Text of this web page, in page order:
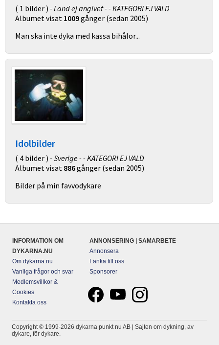
( 1 bilder ) - Land ej angivet - - KATEGORI EJ VALD
Albumet visat 1009gånger (sedan 2005)
Man ska inte dyka med kassa bihålor...
Idolbilder
( 4 bilder ) - Sverige - - KATEGORI EJ VALD
Albumet visat 886gånger (sedan 2005)
Bilder på min favvodykare
INFORMATION OM
DYKARNA.NU
Om dykarna.nu
Vanliga frågor och svar
Medlemsvillkor &
Cookies
Kontakta oss
ANNONSERING | SAMARBETE
Annonsera
Länka till oss
Sponsorer
Copyright © 1999-2026 dykarna punkt nu AB | Sajten om dykning, av
dykare, för dykare.